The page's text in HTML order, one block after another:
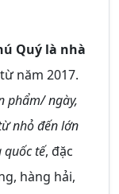
Quý là nhà
năm 2017.
phẩm/ ngày,
nhỏ đến lớn
tế, đặc
hàng hải,